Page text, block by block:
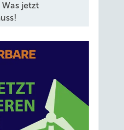
Was jetzt